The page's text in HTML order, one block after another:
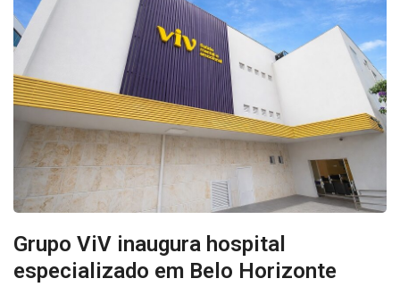
Grupo ViV inaugura hospital
especializado em Belo Horizonte